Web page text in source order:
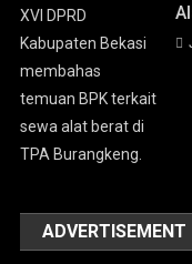
ADVERTISEMENT